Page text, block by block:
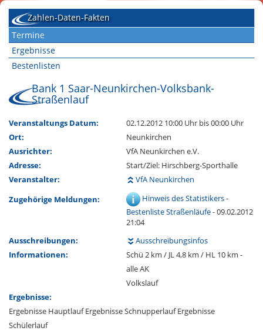
Zahlen-Daten-Fakten
Termine
Ergebnisse
Bestenlisten
Bank 1 Saar-Neunkirchen-Volksbank-
Straßenlauf
Veranstaltungs Datum: 02.12.2012 10:00 Uhr bis 00:00 Uhr
Ort:
Neunkirchen
Ausrichter:
VfA Neunkirchen e.V.
Adresse:
Start/Ziel: Hirschberg-Sporthalle
Veranstalter:
VfA Neunkirchen
Zugehörige Meldungen:
Hinweis des Statistikers -
Bestenliste Straßenläufe- 09.02.2012
21:04
Ausschreibungen:
Ausschreibungsinfos
Informationen:
Schü 2 km / JL 4,8 km / HL 10 km -
alle AK
Volkslauf
Ergebnisse:
Ergebnisse HauptlaufErgebnisse SchnupperlaufErgebnisse
Schülerlauf